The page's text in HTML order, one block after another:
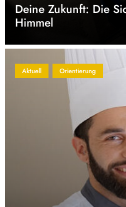
Deine Zukunft: Die
Himmel
Aktuell Orientierung